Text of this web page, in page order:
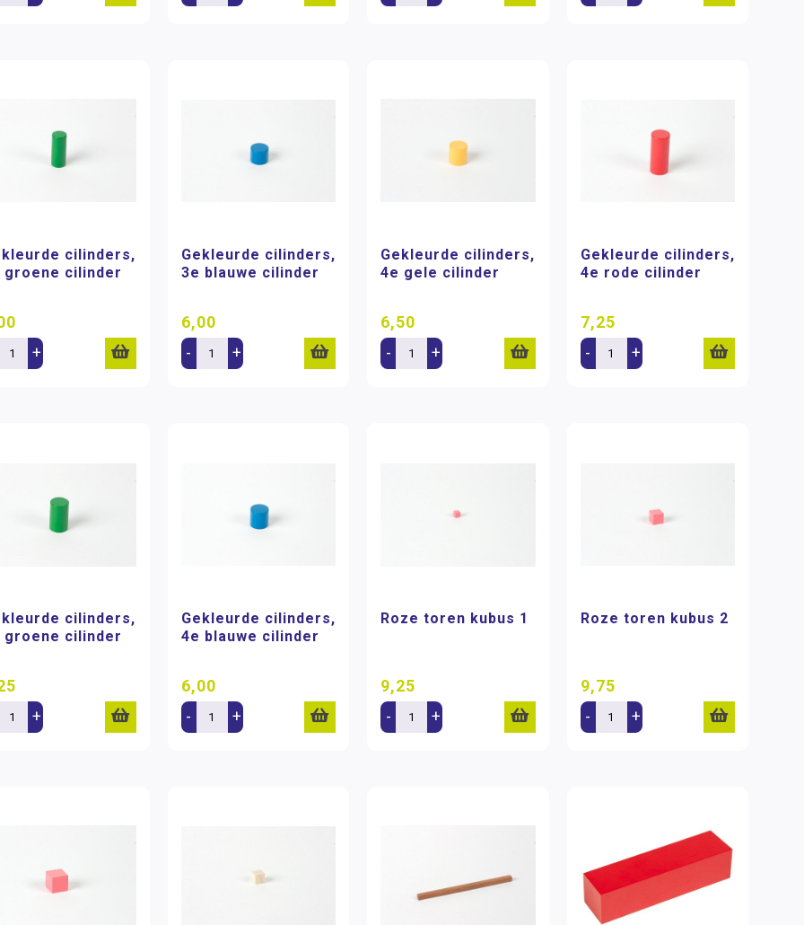
cilinders,
groene cilinder
+
Gekleurde cilinders,
3e blauwe cilinder
6,00
- +
Gekleurde cilinders,
4e gele cilinder
6,50
- +
Gekleurde cilinders,
4e rode cilinder
7,25
- +
cilinders,
groene cilinder
+
Gekleurde cilinders,
4e blauwe cilinder
6,00
- +
Roze toren kubus 1
9,25
- +
Roze toren kubus 2
9,75
- +